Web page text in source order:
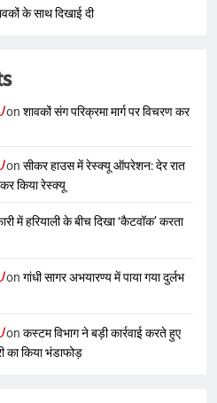
के साथ दिखाई दी
on शावकों संग परिक्रमा मार्ग पर विचरण कर
on सीकर हाउस में रेस्क्यू ऑपरेशन: देर रात
किया रेस्क्यू
में हरियाली के बीच दिखा ‘कैटवॉक’ करता
on गांधी सागर अभयारण्य में पाया गया दुर्लभ
on कस्टम विभाग ने बड़ी कार्रवाई करते हुए
का किया भंडाफोड़